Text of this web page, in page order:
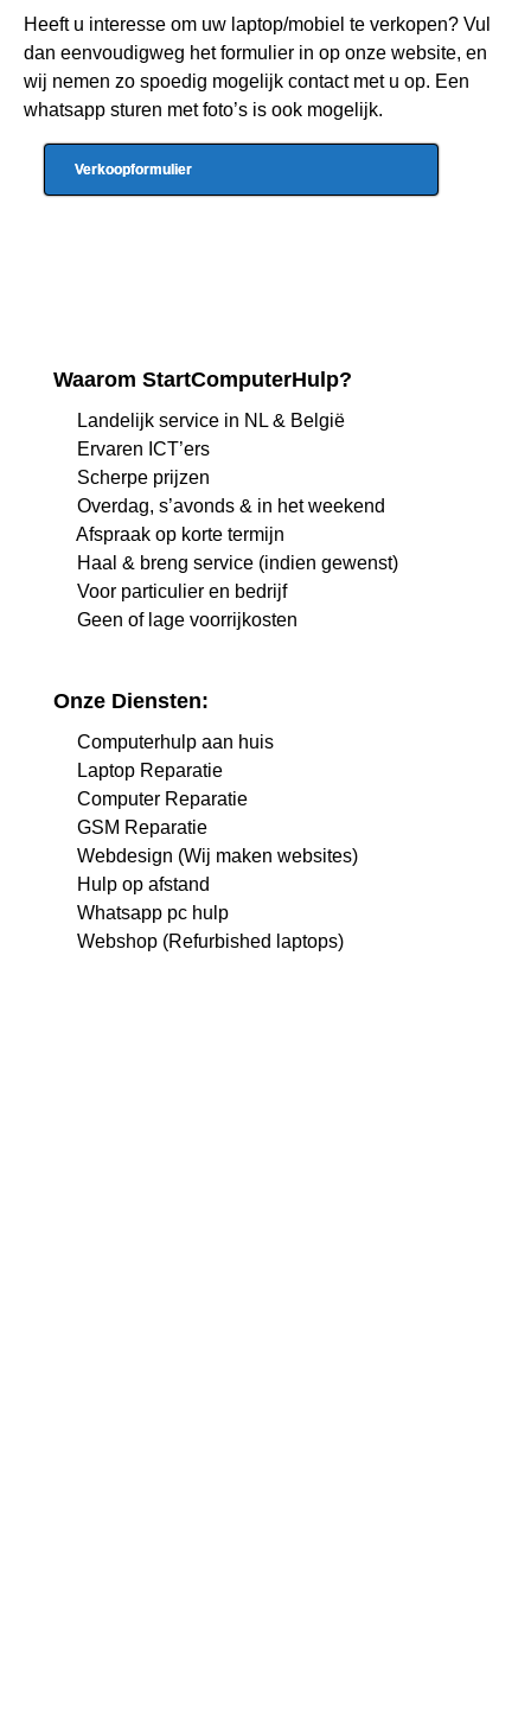
Heeft u interesse om uw laptop/mobiel te verkopen? Vul
dan eenvoudigweg het formulier in op onze website, en
wij nemen zo spoedig mogelijk contact met u op. Een
whatsapp sturen met foto’s is ook mogelijk.
Verkoopformulier
Waarom StartComputerHulp?
Landelijk service in NL & België
Ervaren ICT’ers
Scherpe prijzen
Overdag, s’avonds & in het weekend
Afspraak op korte termijn
Haal & breng service (indien gewenst)
Voor particulier en bedrijf
Geen of lage voorrijkosten
Onze Diensten:
Computerhulp aan huis
Laptop Reparatie
Computer Reparatie
GSM Reparatie
Webdesign (Wij maken websites)
Hulp op afstand
Whatsapp pc hulp
Webshop (Refurbished laptops)